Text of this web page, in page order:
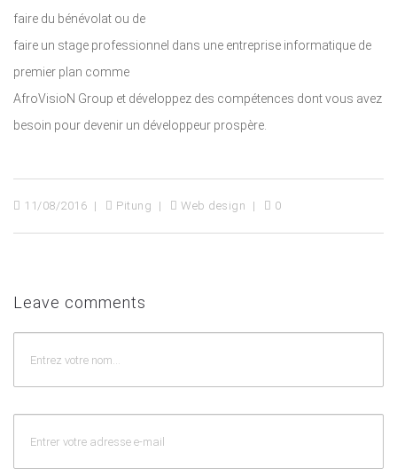
faire du bénévolat ou de
faire un stage professionnel dans une entreprise informatique de
premier plan comme
AfroVisioN Group et développez des compétences dont vous avez
besoin pour devenir un développeur prospère.
11/08/2016 Pitung Web design 0
Leave comments